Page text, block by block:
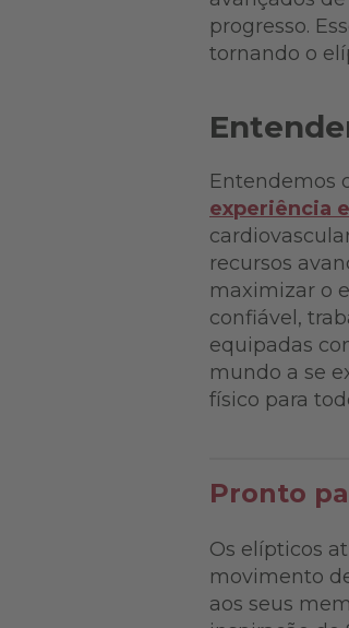
progresso.
tornando o
Entendemos
experiência
recursos
maximizar o
confiável,
equipadas
mundo a se
físico para
Pronto
Os elípticos
movimento
aos seus